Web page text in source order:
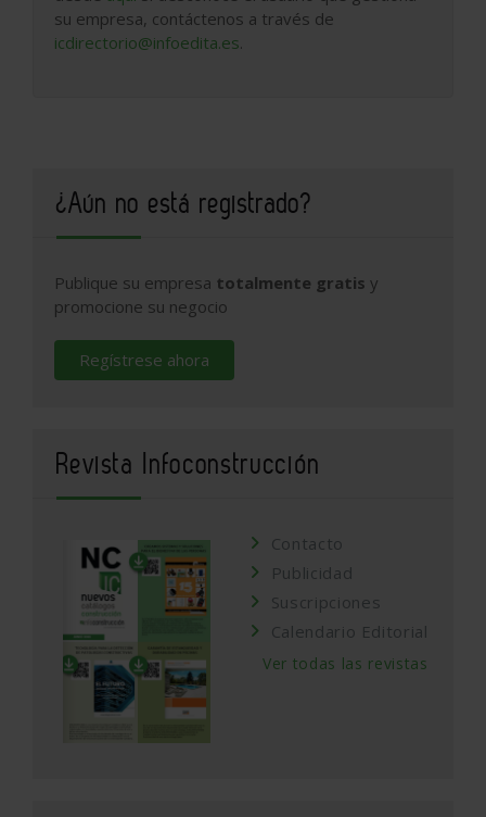
su empresa, contáctenos a través de
icdirectorio@infoedita.es.
¿Aún no está registrado?
Publique su empresa totalmente gratis y
promocione su negocio
Regístrese ahora
Revista Infoconstrucción
Contacto
Publicidad
Suscripciones
Calendario Editorial
Ver todas las revistas